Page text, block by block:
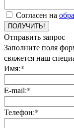
Согласен на
ПОЛУЧИТЬ!
Отправить запрос
Заполните поля
свяжется наш
Имя:*
E-mail:*
Телефон:*